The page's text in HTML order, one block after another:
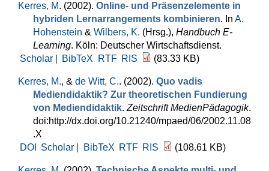
Kerres, M. (2002). Online- und Präsenzelemente in
hybriden Lernarrangements kombinieren. In A.
Hohenstein & Wilbers, K. (Hrsg.), Handbuch E-
Learning. Köln: Deutscher Wirtschaftsdienst.
Scholar |
BibTeX RTF RIS (83.33 KB)
Kerres, M., & de Witt, C.. (2002). Quo vadis
Mediendidaktik? Zur theoretischen Fundierung
von Mediendidaktik. Zeitschrift MedienPädagogik.
doi:http://dx.doi.org/10.21240/mpaed/06/2002.11.08
.X
DOI
Scholar | BibTeX RTF RIS (108.61 KB)